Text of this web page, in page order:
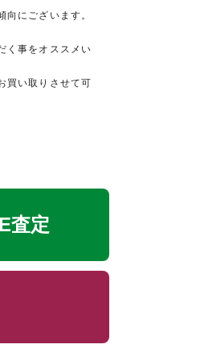
にございます。
く事をオススメい
買い取りさせて可
査定